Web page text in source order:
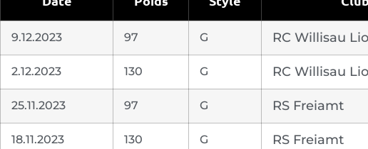
9.12.2023 97 G RC Willisau
2.12.2023 130 G RC Willisau
25.11.2023 97 G RS Freiamt
18.11.2023 130 G RS Freiamt